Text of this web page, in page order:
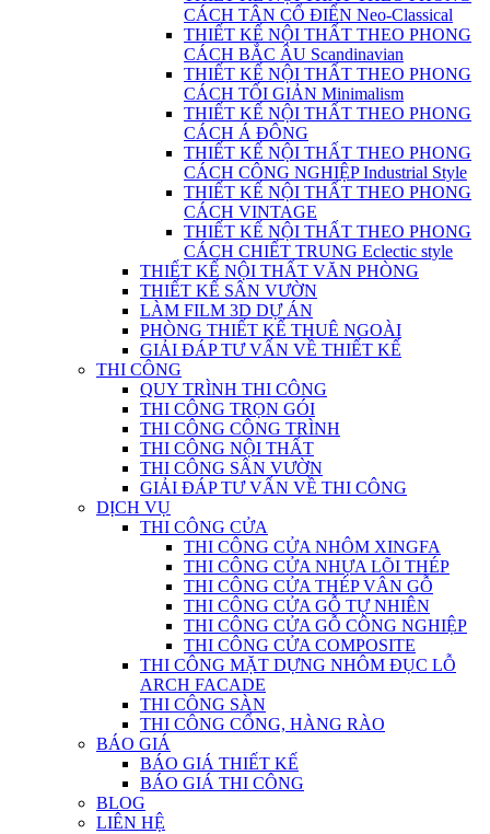
CÁCH TÂN CỔ ĐIỂN Neo-Classical
THIẾT KẾ NỘI THẤT THEO PHONG
CÁCH BẮC ÂU Scandinavian
THIẾT KẾ NỘI THẤT THEO PHONG
CÁCH TỐI GIẢN Minimalism
THIẾT KẾ NỘI THẤT THEO PHONG
CÁCH Á ĐÔNG
THIẾT KẾ NỘI THẤT THEO PHONG
CÁCH CÔNG NGHIỆP Industrial Style
THIẾT KẾ NỘI THẤT THEO PHONG
CÁCH VINTAGE
THIẾT KẾ NỘI THẤT THEO PHONG
CÁCH CHIẾT TRUNG Eclectic style
THIẾT KẾ NỘI THẤT VĂN PHÒNG
THIẾT KẾ SÂN VƯỜN
LÀM FILM 3D DỰ ÁN
PHÒNG THIẾT KẾ THUÊ NGOÀI
GIẢI ĐÁP TƯ VẤN VỀ THIẾT KẾ
THI CÔNG
QUY TRÌNH THI CÔNG
THI CÔNG TRỌN GÓI
THI CÔNG CÔNG TRÌNH
THI CÔNG NỘI THẤT
THI CÔNG SÂN VƯỜN
GIẢI ĐÁP TƯ VẤN VỀ THI CÔNG
DỊCH VỤ
THI CÔNG CỬA
THI CÔNG CỬA NHÔM XINGFA
THI CÔNG CỬA NHỰA LÕI THÉP
THI CÔNG CỬA THÉP VÂN GỖ
THI CÔNG CỬA GỖ TỰ NHIÊN
THI CÔNG CỬA GỖ CÔNG NGHIỆP
THI CÔNG CỬA COMPOSITE
THI CÔNG MẶT DỰNG NHÔM ĐỤC LỖ
ARCH FACADE
THI CÔNG SÀN
THI CÔNG CỔNG, HÀNG RÀO
BÁO GIÁ
BÁO GIÁ THIẾT KẾ
BÁO GIÁ THI CÔNG
BLOG
LIÊN HỆ